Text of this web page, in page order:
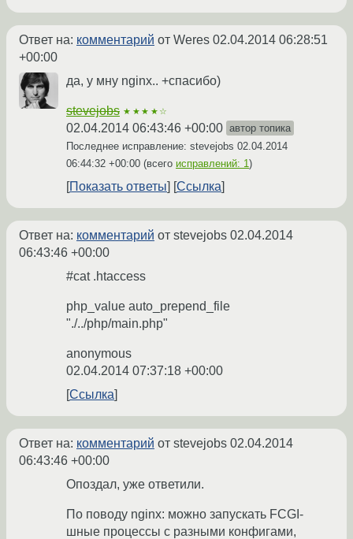
Ответ на: комментарий от Weres 02.04.2014 06:28:51
+00:00
да, у мну nginx.. +спасибо)
stevejobs ★★★★☆
02.04.2014 06:43:46 +00:00 автор топика
Последнее исправление: stevejobs 02.04.2014
06:44:32 +00:00 (всего исправлений: 1)
Показать ответы Ссылка
Ответ на: комментарий от stevejobs 02.04.2014
06:43:46 +00:00
#cat .htaccess
php_value auto_prepend_file
"./../php/main.php"
anonymous
02.04.2014 07:37:18 +00:00
Ссылка
Ответ на: комментарий от stevejobs 02.04.2014
06:43:46 +00:00
Опоздал, уже ответили.
По поводу nginx: можно запускать FCGI-
шные процессы с разными конфигами,